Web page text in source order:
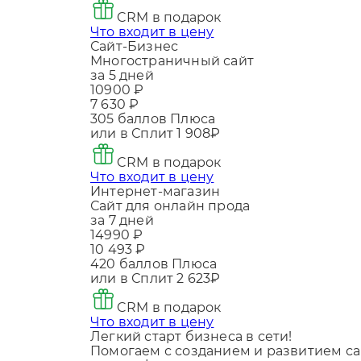
CRM в подарок
Что входит в цену
Сайт-Бизнес
Многостраничный сайт
за 5 дней
10900 ₽
7 630 ₽
305 баллов Плюса
или в Сплит1 908₽
CRM в подарок
Что входит в цену
Интернет-магазин
Сайт для онлайн прода
за 7 дней
14990 ₽
10 493 ₽
420 баллов Плюса
или в Сплит2 623₽
CRM в подарок
Что входит в цену
Легкий старт бизнеса в сети!
Помогаем с созданием и развитием